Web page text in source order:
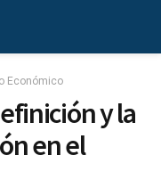
Económico
y la
en el